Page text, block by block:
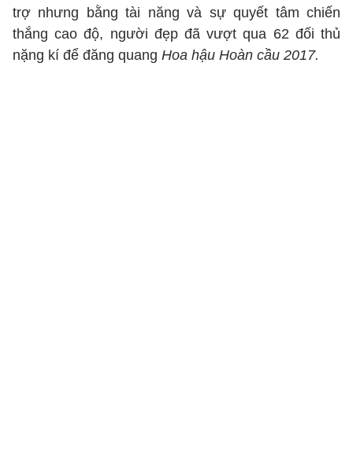
trợ nhưng bằng tài năng và sự quyết tâm chiến
thắng cao độ, người đẹp đã vượt qua 62 đối thủ
nặng kí để đăng quang Hoa hậu Hoàn cầu 2017.